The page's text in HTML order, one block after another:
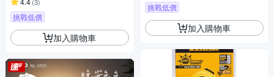
(3)
挑戰低價
加入購物車
挑戰低價
加入購物車